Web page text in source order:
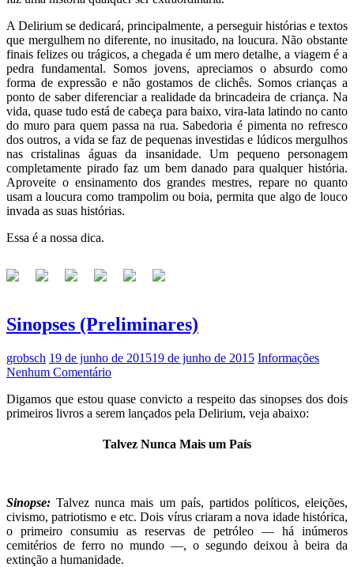
A Delirium se dedicará, principalmente, a perseguir histórias e textos
que mergulhem no diferente, no inusitado, na loucura. Não obstante
finais felizes ou trágicos, a chegada é um mero detalhe, a viagem é a
pedra fundamental. Somos jovens, apreciamos o absurdo como
forma de expressão e não gostamos de clichês. Somos crianças a
ponto de saber diferenciar a realidade da brincadeira de criança. Na
vida, quase tudo está de cabeça para baixo, vira-lata latindo no canto
do muro para quem passa na rua. Sabedoria é pimenta no refresco
dos outros, a vida se faz de pequenas investidas e lúdicos mergulhos
nas cristalinas águas da insanidade. Um pequeno personagem
completamente pirado faz um bem danado para qualquer história.
Aproveite o ensinamento dos grandes mestres, repare no quanto
usam a loucura como trampolim ou boia, permita que algo de louco
invada as suas histórias.
Essa é a nossa dica.
Sinopses (Preliminares)
grobsch 19 de junho de 201519 de junho de 2015 Informações
Nenhum Comentário
Digamos que estou quase convicto a respeito das sinopses dos dois
primeiros livros a serem lançados pela Delirium, veja abaixo:
Talvez Nunca Mais um País
Sinopse: Talvez nunca mais um país, partidos políticos, eleições,
civismo, patriotismo e etc. Dois vírus criaram a nova idade histórica,
o primeiro consumiu as reservas de petróleo — há inúmeros
cemitérios de ferro no mundo —, o segundo deixou à beira da
extinção a humanidade.